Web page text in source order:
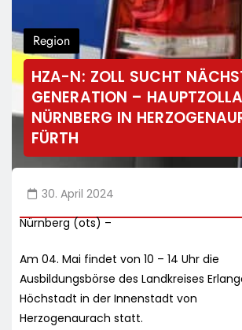
Region
HZA-N: ZOLL SUCHT
GENERATION –
NÜRNBERG IN
FÜRTH
30. April 2024
Nürnberg (ots) –
Am 04. Mai findet von 10 – 14 Uhr die
Ausbildungsbörse des Landkreises
Höchstadt in der Innenstadt von
Herzogenaurach statt.